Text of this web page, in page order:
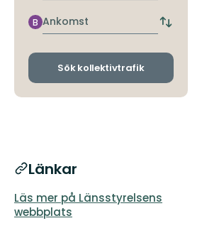
hållplats
Ankomst
B
Byt
och
Sök kollektivtrafik
Länkar
Läs mer på Länsstyrelsens
webbplats